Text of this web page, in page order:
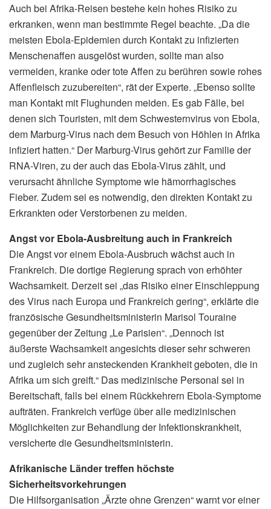
Auch bei Afrika-Reisen bestehe kein hohes Risiko zu
erkranken, wenn man bestimmte Regel beachte. „Da die
meisten Ebola-Epidemien durch Kontakt zu infizierten
Menschenaffen ausgelöst wurden, sollte man also
vermeiden, kranke oder tote Affen zu berühren sowie rohes
Affenfleisch zuzubereiten“, rät der Experte. „Ebenso sollte
man Kontakt mit Flughunden meiden. Es gab Fälle, bei
denen sich Touristen, mit dem Schwesternvirus von Ebola,
dem Marburg-Virus nach dem Besuch von Höhlen in Afrika
infiziert hatten.“ Der Marburg-Virus gehört zur Familie der
RNA-Viren, zu der auch das Ebola-Virus zählt, und
verursacht ähnliche Symptome wie hämorrhagisches
Fieber. Zudem sei es notwendig, den direkten Kontakt zu
Erkrankten oder Verstorbenen zu meiden.
Angst vor Ebola-Ausbreitung auch in Frankreich
Die Angst vor einem Ebola-Ausbruch wächst auch in
Frankreich. Die dortige Regierung sprach von erhöhter
Wachsamkeit. Derzeit sei „das Risiko einer Einschleppung
des Virus nach Europa und Frankreich gering“, erklärte die
französische Gesundheitsministerin Marisol Touraine
gegenüber der Zeitung „Le Parisien“. „Dennoch ist
äußerste Wachsamkeit angesichts dieser sehr schweren
und zugleich sehr ansteckenden Krankheit geboten, die in
Afrika um sich greift.“ Das medizinische Personal sei in
Bereitschaft, falls bei einem Rückkehrern Ebola-Symptome
aufträten. Frankreich verfüge über alle medizinischen
Möglichkeiten zur Behandlung der Infektionskrankheit,
versicherte die Gesundheitsministerin.
Afrikanische Länder treffen höchste
Sicherheitsvorkehrungen
Die Hilfsorganisation „Ärzte ohne Grenzen“ warnt vor einer